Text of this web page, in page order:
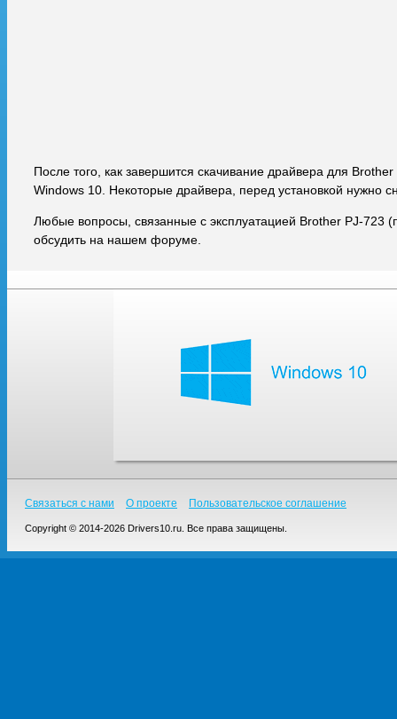
После того, как завершится скачивание драйвера для
Windows 10. Некоторые драйвера, перед установкой нужно
Любые вопросы, связанные с эксплуатацией Brother PJ-723
обсудить на нашем форуме.
Связаться с нами О проекте Пользовательское соглашение
Copyright © 2014-2026 Drivers10.ru. Все права защищены.